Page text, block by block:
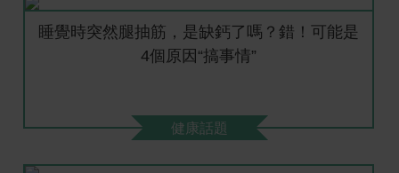
睡覺時突然腿抽筋，是缺鈣了嗎？錯！可能是
4個原因“搞事情”
健康話題